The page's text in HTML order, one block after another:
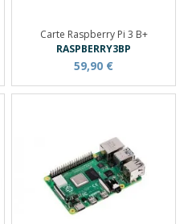
Carte Raspberry Pi 3 B+
RASPBERRY3BP
59,90 €